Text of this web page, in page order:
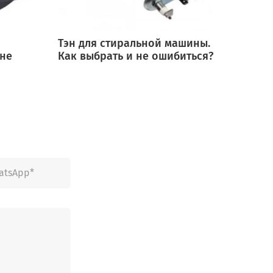
Тэн для стиральной машины.
Как выбрать и не ошибиться?